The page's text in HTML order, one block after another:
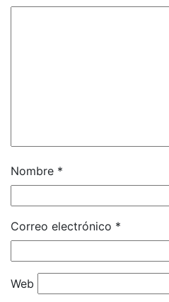
Nombre *
Correo electrónico *
Web